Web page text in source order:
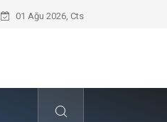
Boşanma ve Aile Hukuku Işığında
01 Ağu 2026, Cts